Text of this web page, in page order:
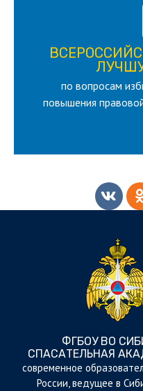
по вопросам
повышения
для лица
ФГБОУ ВО
СПАСАТЕЛЬНАЯ
cовременное
России, ведущее в